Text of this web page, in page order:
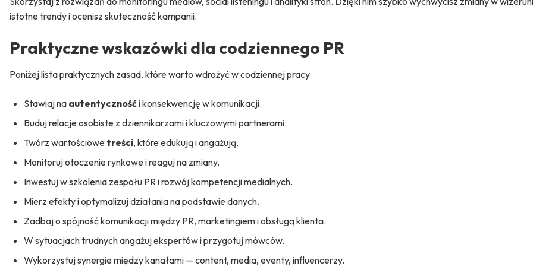
istotne trendy i ocenisz skuteczność kampanii.
Praktyczne wskazówki dla codziennego PR
Poniżej lista praktycznych zasad, które warto wdrożyć w codziennej pracy:
Stawiaj na autentycznośći konsekwencję w komunikacji.
Buduj relacje osobiste z dziennikarzami i kluczowymi partnerami.
Twórz wartościowe treści, które edukują i angażują.
Monitoruj otoczenie rynkowe i reaguj na zmiany.
Inwestuj w szkolenia zespołu PR i rozwój kompetencji medialnych.
Mierz efekty i optymalizuj działania na podstawie danych.
Zadbaj o spójność komunikacji między PR, marketingiem i obsługą klienta.
W sytuacjach trudnych angażuj ekspertów i przygotuj mówców.
Wykorzystuj synergie między kanałami — content, media, eventy, influencerzy.